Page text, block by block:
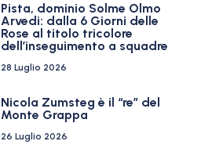
Pista, dominio Solme Olmo
Arvedi: dalla 6 Giorni delle
Rose al titolo tricolore
dell’inseguimento a squadre
28 Luglio 2026
Nicola Zumsteg è il “re” del
Monte Grappa
26 Luglio 2026